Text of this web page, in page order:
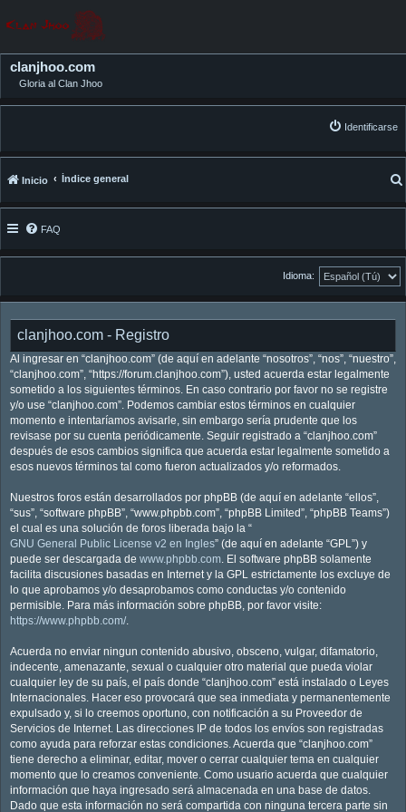
clanjhoo.com
Gloria al Clan Jhoo
Identificarse
Inicio Índice general
FAQ
Idioma:
clanjhoo.com - Registro
Al ingresar en “clanjhoo.com” (de aquí en adelante “nosotros”, “nos”, “nuestro”,
“clanjhoo.com”, “https://forum.clanjhoo.com”), usted acuerda estar legalmente
sometido a los siguientes términos. En caso contrario por favor no se registre
y/o use “clanjhoo.com”. Podemos cambiar estos términos en cualquier
momento e intentaríamos avisarle, sin embargo sería prudente que los
revisase por su cuenta periódicamente. Seguir registrado a “clanjhoo.com”
después de esos cambios significa que acuerda estar legalmente sometido a
esos nuevos términos tal como fueron actualizados y/o reformados.
Nuestros foros están desarrollados por phpBB (de aquí en adelante “ellos”,
“sus”, “software phpBB”, “www.phpbb.com”, “phpBB Limited”, “phpBB Teams”)
el cual es una solución de foros liberada bajo la “
GNU General Public License v2 en Ingles” (de aquí en adelante “GPL”) y
puede ser descargada de www.phpbb.com. El software phpBB solamente
facilita discusiones basadas en Internet y la GPL estrictamente los excluye de
lo que aprobamos y/o desaprobamos como conductas y/o contenido
permisible. Para más información sobre phpBB, por favor visite:
https://www.phpbb.com/.
Acuerda no enviar ningun contenido abusivo, obsceno, vulgar, difamatorio,
indecente, amenazante, sexual o cualquier otro material que pueda violar
cualquier ley de su país, el país donde “clanjhoo.com” está instalado o Leyes
Internacionales. Hacer eso provocará que sea inmediata y permanentemente
expulsado y, si lo creemos oportuno, con notificación a su Proveedor de
Servicios de Internet. Las direcciones IP de todos los envíos son registradas
como ayuda para reforzar estas condiciones. Acuerda que “clanjhoo.com”
tiene derecho a eliminar, editar, mover o cerrar cualquier tema en cualquier
momento que lo creamos conveniente. Como usuario acuerda que cualquier
información que haya ingresado será almacenada en una base de datos.
Dado que esta información no será compartida con ninguna tercera parte sin